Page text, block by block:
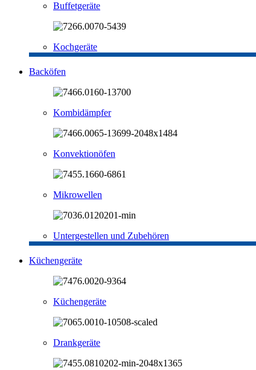
Buffetgeräte
Kochgeräte
Backöfen
Kombidämpfer
Konvektionöfen
Mikrowellen
Untergestellen und Zubehören
Küchengeräte
Küchengeräte
Drankgeräte